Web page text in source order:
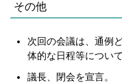
その他
次回の会議は、通例
体的な日程等につい
議長、閉会を宣言。